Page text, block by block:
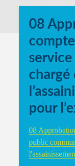
08
service
chargé
pour
08
public